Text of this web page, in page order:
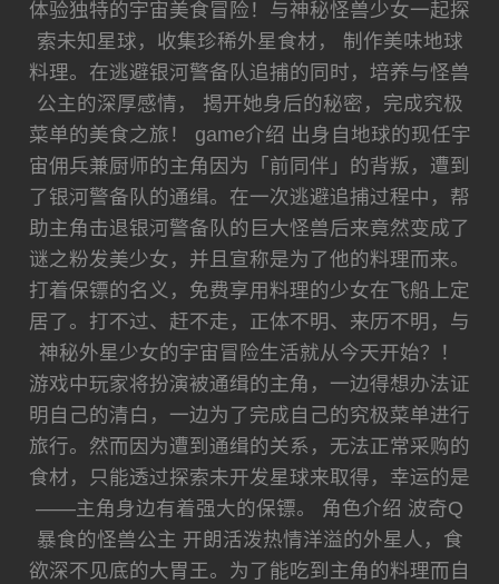
体验独特的宇宙美食冒险！与神秘怪兽少女一起探
索未知星球，收集珍稀外星食材， 制作美味地球
料理。在逃避银河警备队追捕的同时，培养与怪兽
公主的深厚感情， 揭开她身后的秘密，完成究极
菜单的美食之旅！ game介绍 出身自地球的现任宇
宙佣兵兼厨师的主角因为「前同伴」的背叛，遭到
了银河警备队的通缉。在一次逃避追捕过程中，帮
助主角击退银河警备队的巨大怪兽后来竟然变成了
谜之粉发美少女，并且宣称是为了他的料理而来。
打着保镖的名义，免费享用料理的少女在飞船上定
居了。打不过、赶不走，正体不明、来历不明，与
神秘外星少女的宇宙冒险生活就从今天开始？！
游戏中玩家将扮演被通缉的主角，一边得想办法证
明自己的清白，一边为了完成自己的究极菜单进行
旅行。然而因为遭到通缉的关系，无法正常采购的
食材，只能透过探索未开发星球来取得，幸运的是
——主角身边有着强大的保镖。 角色介绍 波奇Q
暴食的怪兽公主 开朗活泼热情洋溢的外星人，食
欲深不见底的大胃王。为了能吃到主角的料理而自